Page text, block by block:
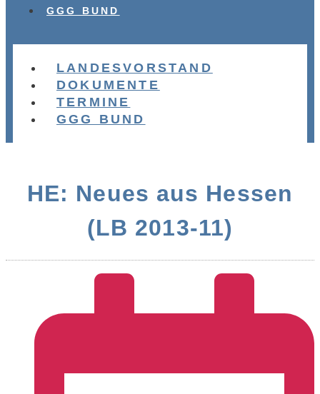
GGG BUND
LANDESVORSTAND
DOKUMENTE
TERMINE
GGG BUND
HE: Neues aus Hessen
(LB 2013-11)